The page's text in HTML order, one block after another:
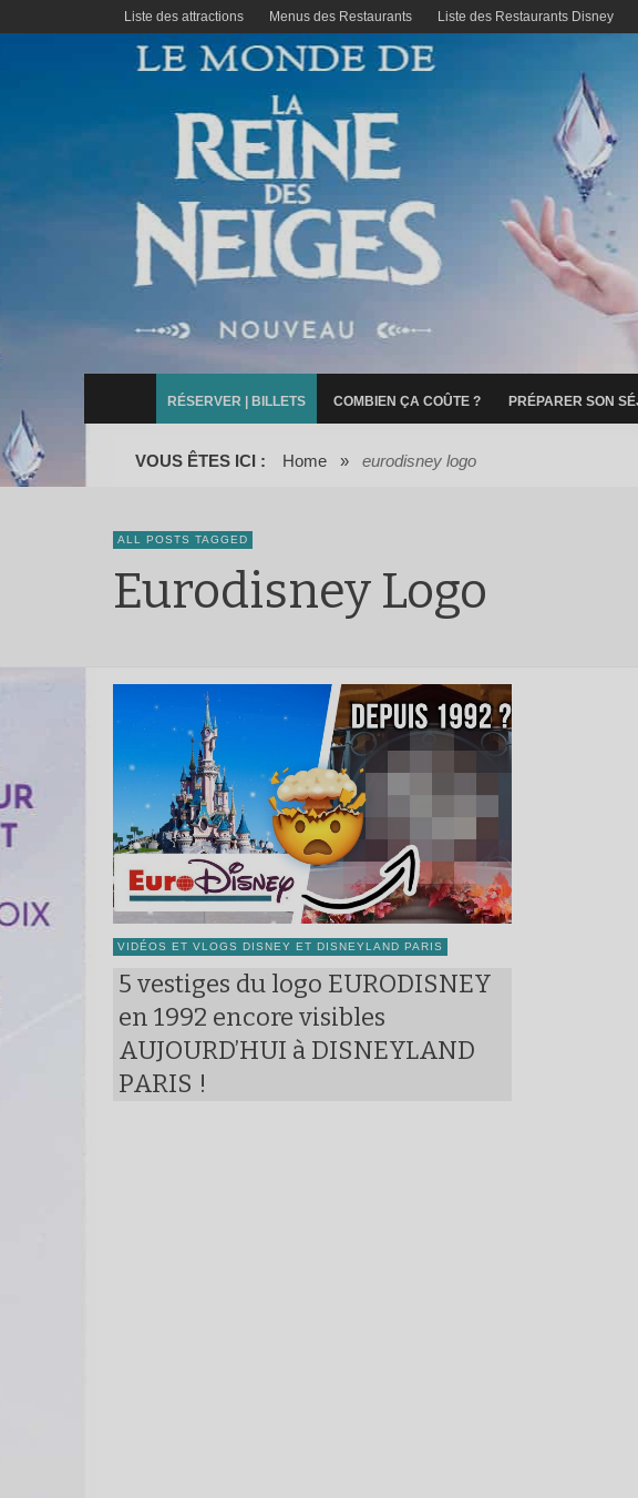
Liste des attractions Menus des Restaurants Liste des Restaurants Disney
RÉSERVER | BILLETS COMBIEN ÇA COÛTE ? PRÉPARER SON
VOUS ÊTES ICI : Home » eurodisney logo
ALL POSTS TAGGED
Eurodisney Logo
VIDÉOS ET VLOGS DISNEY ET DISNEYLAND PARIS
5 vestiges du logo EURODISNEY
en 1992 encore visibles
AUJOURD’HUI à DISNEYLAND
PARIS !